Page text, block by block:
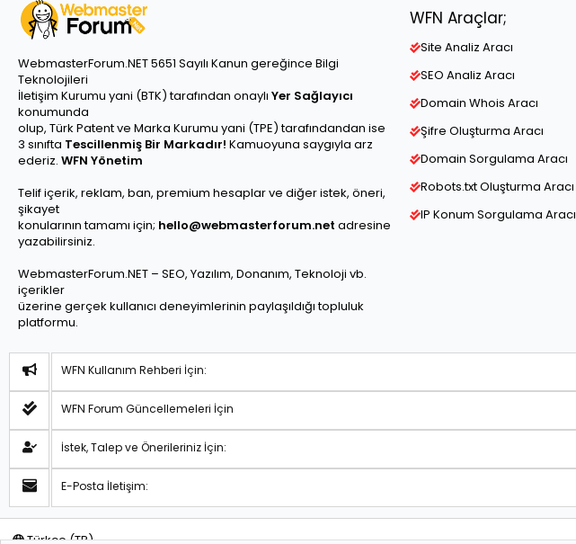
WebmasterForum.NET 5651 Sayılı Kanun gereğince Bilgi
Teknolojileri
İletişim Kurumu yani (BTK) tarafından onaylı Yer Sağlayıcı
konumunda
olup, Türk Patent ve Marka Kurumu yani (TPE) tarafındandan ise
3 sınıfta Tescillenmiş Bir Markadır! Kamuoyuna saygıyla arz
ederiz. WFN Yönetim
Telif içerik, reklam, ban, premium hesaplar ve diğer istek, öneri,
şikayet
konularının tamamı için; hello@webmasterforum.net adresine
yazabilirsiniz.
WebmasterForum.NET – SEO, Yazılım, Donanım, Teknoloji vb.
içerikler
üzerine gerçek kullanıcı deneyimlerinin paylaşıldığı topluluk
platformu.
WFN Araçlar;
Site Analiz Aracı
SEO Analiz Aracı
Domain Whois Aracı
Şifre Oluşturma Aracı
Domain Sorgulama Aracı
Robots.txt Oluşturma Aracı
IP Konum Sorgulama Aracı
WFN Kullanım Rehberi İçin:
WFN Forum Güncellemeleri İçin
İstek, Talep ve Önerileriniz İçin:
E-Posta İletişim:
Türkçe (TR)